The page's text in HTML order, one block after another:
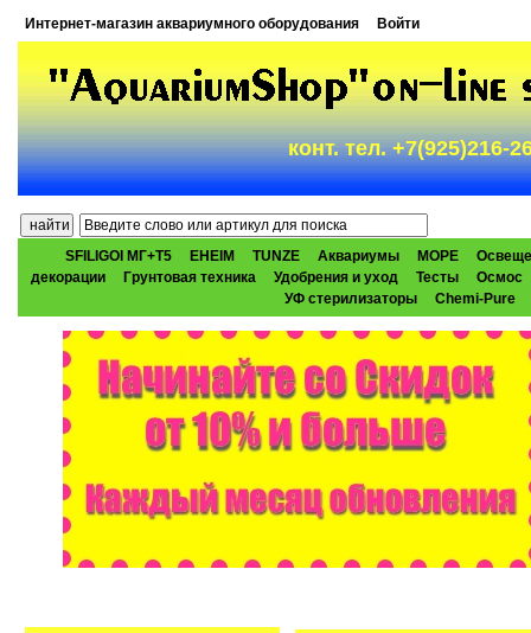
Интернет-магазин аквариумного оборудования Войти
конт. тел. +7(925)216-
SFILIGOI МГ+Т5 EHEIM TUNZE Аквариумы МОРЕ
декорации
Грунтовая техника Удобрения и уход Тесты
Осмос
УФ стерилизаторы
Chemi-Pure